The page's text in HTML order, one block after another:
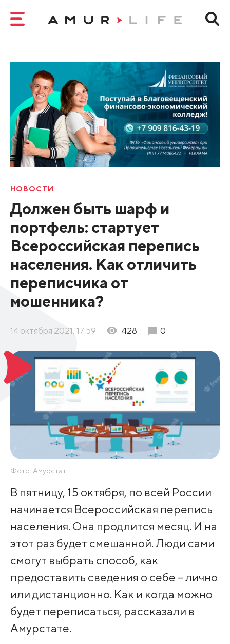
НОВОСТИ
Должен быть шарф и
портфель: стартует
Всероссийская перепись
населения. Как отличить
переписчика от
мошенника?
14 октября 2021, 17:59 428 0
Фото: Амурстат
В пятницу, 15 октября, по всей России
начинается Всероссийская перепись
населения. Она продлится месяц. И на
этот раз будет смешанной. Люди сами
смогут выбрать способ, как
предоставить сведения о себе – лично
или дистанционно. Как и когда можно
будет переписаться, рассказали в
Амурстате.